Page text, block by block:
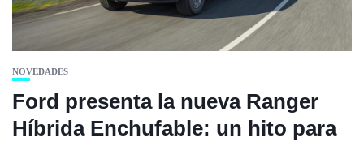
NOVEDADES
Ford presenta la nueva Ranger
Híbrida Enchufable: un hito para